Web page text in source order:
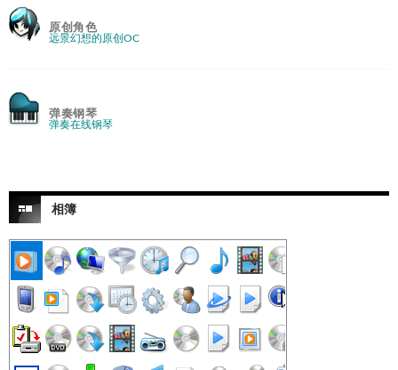
原创角色
远景幻想的原创OC
弹奏钢琴
弹奏在线钢琴
相簿